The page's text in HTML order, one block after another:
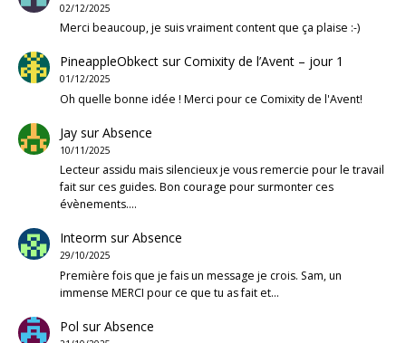
02/12/2025
Merci beaucoup, je suis vraiment content que ça plaise :-)
PineappleObkectsurComixity de l’Avent – jour 1
01/12/2025
Oh quelle bonne idée ! Merci pour ce Comixity de l'Avent!
JaysurAbsence
10/11/2025
Lecteur assidu mais silencieux je vous remercie pour le travail
fait sur ces guides. Bon courage pour surmonter ces
évènements.…
Inteorm surAbsence
29/10/2025
Première fois que je fais un message je crois. Sam, un
immense MERCI pour ce que tu as fait et…
Pol surAbsence